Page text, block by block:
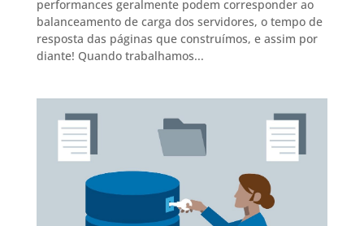
performances geralmente podem corresponder ao
balanceamento de carga dos servidores, o tempo de
resposta das páginas que construímos, e assim por
diante! Quando trabalhamos...